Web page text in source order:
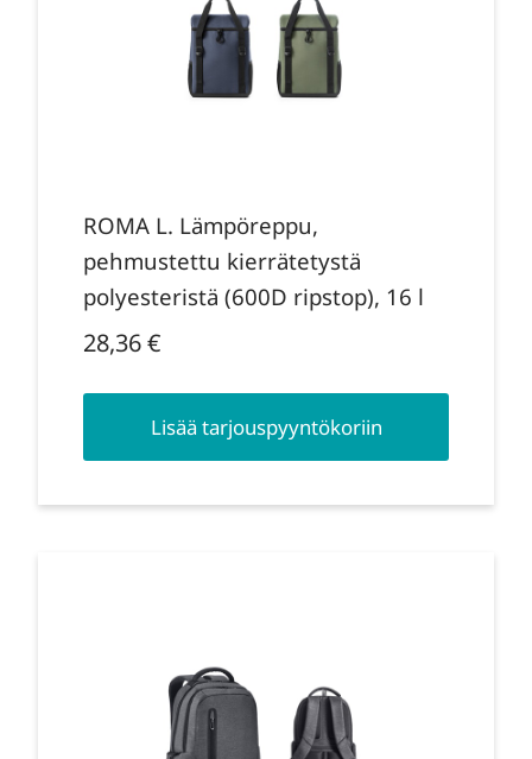
ROMA L. Lämpöreppu,
pehmustettu kierrätetystä
polyesteristä (600D ripstop), 16 l
28,36€
Lisää tarjouspyyntökoriin